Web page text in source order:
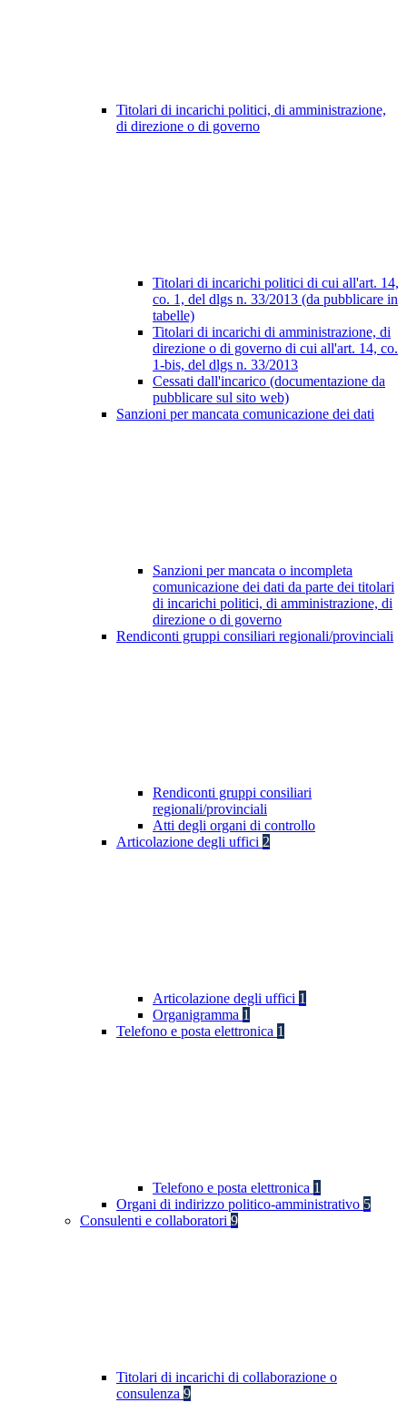
Titolari di incarichi politici, di amministrazione,
di direzione o di governo
Titolari di incarichi politici di cui all'art. 14,
co. 1, del dlgs n. 33/2013 (da pubblicare in
tabelle)
Titolari di incarichi di amministrazione, di
direzione o di governo di cui all'art. 14, co.
1-bis, del dlgs n. 33/2013
Cessati dall'incarico (documentazione da
pubblicare sul sito web)
Sanzioni per mancata comunicazione dei dati
Sanzioni per mancata o incompleta
comunicazione dei dati da parte dei titolari
di incarichi politici, di amministrazione, di
direzione o di governo
Rendiconti gruppi consiliari regionali/provinciali
Rendiconti gruppi consiliari
regionali/provinciali
Atti degli organi di controllo
Articolazione degli uffici 2
Articolazione degli uffici 1
Organigramma 1
Telefono e posta elettronica 1
Telefono e posta elettronica 1
Organi di indirizzo politico-amministrativo 5
Consulenti e collaboratori 9
Titolari di incarichi di collaborazione o
consulenza 9